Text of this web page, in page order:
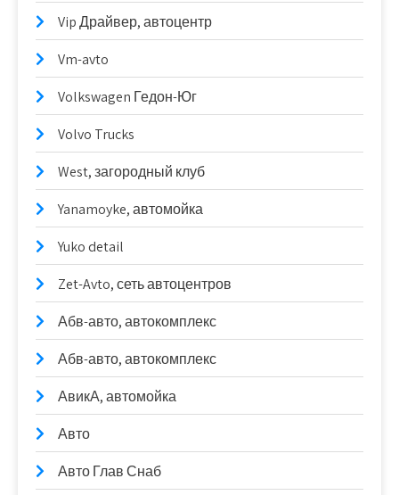
Vip Драйвер, автоцентр
Vm-avto
Volkswagen Гедон-Юг
Volvo Trucks
West, загородный клуб
Yanamoyke, автомойка
Yuko detail
Zet-Avto, сеть автоцентров
Абв-авто, автокомплекс
Абв-авто, автокомплекс
АвикА, автомойка
Авто
Авто Глав Снаб